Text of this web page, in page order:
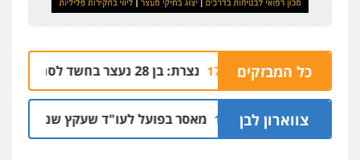
כל המבזקים
04.08 | 17:57 נצרת: בן 28 נעצר בחשד לסחיטה באיומים מטלפון שאינו שלו
צווארון לבן
04.08 | 19:10 מאסר בפועל לעו"ד שעקץ שני מיליון שקל